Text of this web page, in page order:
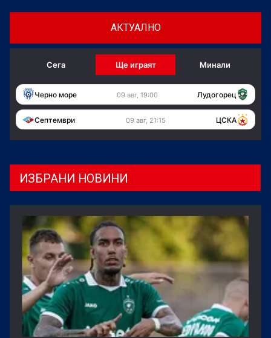
АКТУАЛНО
Сега Ще играят Минали
Черно море 09 авг, 19:00 Лудогорец
Септември 09 авг, 21:15 ЦСКА
ИЗБРАНИ НОВИНИ